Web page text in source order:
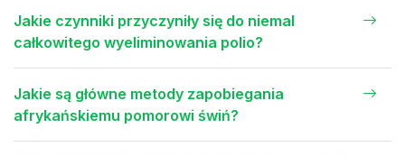
Jakie czynniki przyczyniły się do niemal
całkowitego wyeliminowania polio?
Jakie są główne metody zapobiegania
afrykańskiemu pomorowi świń?